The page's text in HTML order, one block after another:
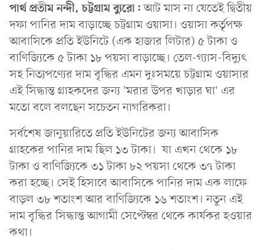
পার্থ প্রতীম নন্দী, চট্টগ্রামব্যুরো:আট মাস না যেতেই দ্বিতীয়
দফা পানির দাম বাড়াচ্ছে চট্টগ্রাম ওয়াসা। ওয়াসা কর্তৃপক্ষ
আবাসিকে প্রতি ইউনিটে (এক হাজার লিটার) ৫ টাকা ও
বাণিজ্যিকে ৫ টাকা ১৮ পয়সা বাড়াচ্ছে। তেল-গ্যাস-বিদ্যুৎ
সহ নিত্যপণ্যের দাম বৃদ্ধির এমন দুঃসময়ে চট্টগ্রাম ওয়াসার
এই সিদ্ধান্ত গ্রাহকদের জন্য 'মরার উপর খাড়ার ঘা' এর
মতো বলে বলছেন সচেতন নাগরিকরা।
সর্বশেষ জানুয়ারিতে প্রতি ইউনিটের জন্য আবাসিক
গ্রাহকের পানির দাম ছিল ১৩ টাকা। যা এখন থেকে ১৮
টাকা ও বাণিজ্যিকে ৩১ টাকা ৮২ পয়সা থেকে ৩৭ টাকা
করা হচ্ছে। সেই হিসাবে আবাসিকে পানির দাম এক লাফে
বাড়ল ৩৮ শতাংশ আর বাণিজ্যিকে ১৬ শতাংশ। নতুন এই
দাম বৃদ্ধির সিদ্ধান্ত আগামী সেপ্টেম্বর থেকে কার্যকর হওয়ার
কথা।